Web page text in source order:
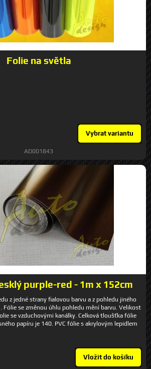
Folie na světla
Vybrat variantu
AD001843
purple-red - 1m x 152cm
z jedné strany fialovou barvu a z pohledu jiného
Fólie se změnou úhlu pohledu mění barvu. Velikost
se vzduchovými kanálky. Celková tloušťka fólie
papíru je 140. PVC fólie s akrylovým lepidlem
Vložit do košíku